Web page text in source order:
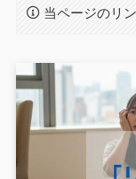
当ページのリ